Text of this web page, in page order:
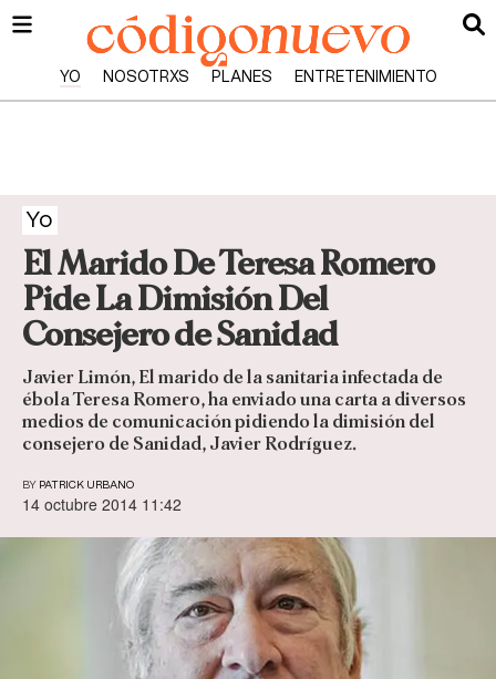
YO NOSOTRXS PLANES ENTRETENIMIENTO
Yo
El Marido De Teresa Romero
Pide La Dimisión Del
Consejero de Sanidad
Javier Limón, El marido de la sanitaria infectada de
ébola Teresa Romero, ha enviado una carta a diversos
medios de comunicación pidiendo la dimisión del
consejero de Sanidad, Javier Rodríguez.
BY PATRICK URBANO
14 octubre 2014 11:42